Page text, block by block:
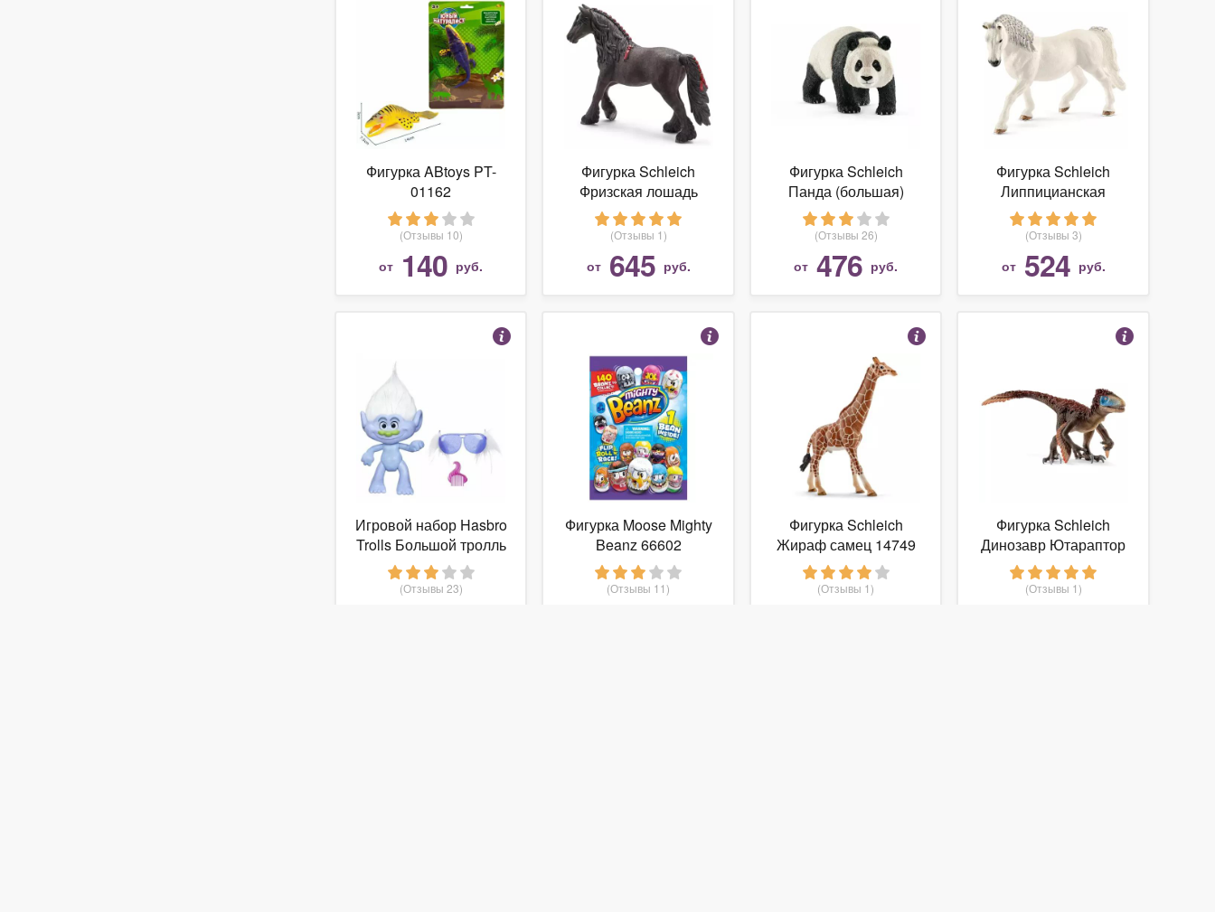
Фигурка ABtoys PT-
01162
(Отзывы 10)
от 140 руб.
Фигурка Schleich
Фризская лошадь
13749
(Отзывы 1)
от 645 руб.
Фигурка Schleich
Панда (большая)
14706/14772
(Отзывы 26)
от 476 руб.
Фигурка Schleich
Липпицианская
кобыла 13819
(Отзывы 3)
от 524 руб.
Игровой набор Hasbro
Trolls Большой тролль
Алмаз B8999
(Отзывы 23)
Фигурка Moose Mighty
Beanz 66602
(Отзывы 11)
Фигурка Schleich
Жираф самец 14749
(Отзывы 1)
Фигурка Schleich
Динозавр Ютараптор
14582
(Отзывы 1)